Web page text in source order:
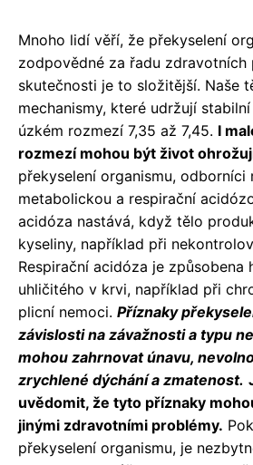
Mnoho lidí věří, že překyselení
zodpovědné za řadu zdravotních
skutečnosti je to složitější. Naše
mechanismy, které udržují
úzkém rozmezí 7,35 až 7,45. I
rozmezí mohou být život
překyselení organismu, odborníci
metabolickou a respirační
acidóza nastává, když tělo
kyseliny, například při
Respirační acidóza je způsobena
uhličitého v krvi, například při
plicní nemoci. Příznaky
závislosti na závažnosti a typu
mohou zahrnovat únavu,
zrychlené dýchání a zmatenost.
uvědomit, že tyto příznaky
jinými zdravotními problémy.
překyselení organismu, je